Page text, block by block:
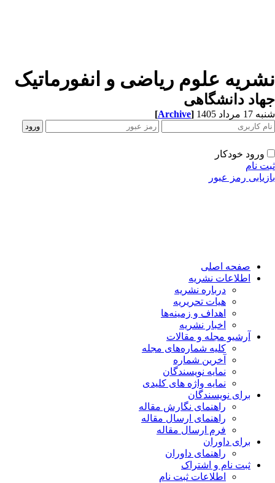
علوم ریاضی و انفورماتیک
دانشگاهی
مرداد 1405 [Archive]
ورود خودکار
نام
رمز عبور
صفحه اصلی
اطلاعات نشریه
درباره نشریه
هیات تحریریه
اهداف و زمینه‌ها
اخبار نشریه
آرشیو مجله و مقالات
کلیه شماره‌های مجله
آخرین شماره
نمایه نویسندگان
نمایه واژه های کلیدی
برای نویسندگان
راهنمای نگارش مقاله
راهنمای ارسال مقاله
فرم ارسال مقاله
برای داوران
راهنمای داوران
ثبت نام و اشتراک
اطلاعات ثبت نام